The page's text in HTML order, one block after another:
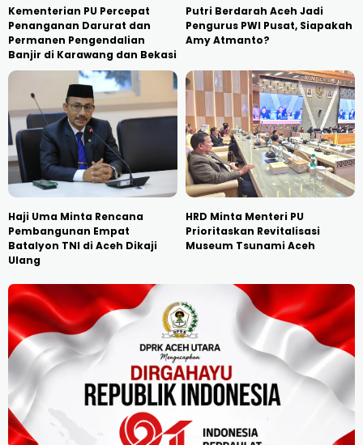
Kementerian PU Percepat
Penanganan Darurat dan
Permanen Pengendalian
Banjir di Karawang dan Bekasi
Putri Berdarah Aceh Jadi
Pengurus PWI Pusat, Siapakah
Amy Atmanto?
Haji Uma Minta Rencana
Pembangunan Empat
Batalyon TNI di Aceh Dikaji
Ulang
HRD Minta Menteri PU
Prioritaskan Revitalisasi
Museum Tsunami Aceh